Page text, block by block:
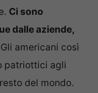
Ci sono
dalle aziende,
americani così
patriottici agli
del mondo.